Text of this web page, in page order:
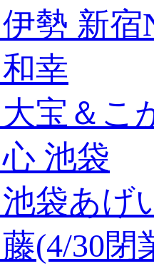
勢 新宿
幸
宝＆こ
池袋
袋あげ
(4/30閉